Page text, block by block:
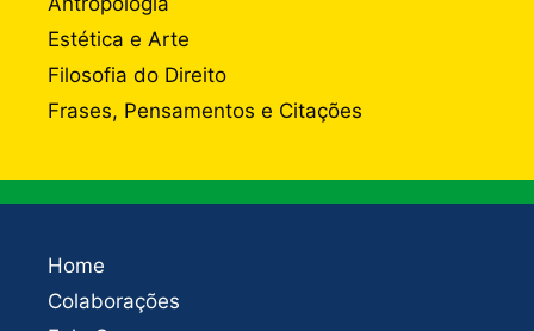
Estética e Arte
Filosofia do Direito
Frases, Pensamentos e Citações
Home
Colaborações